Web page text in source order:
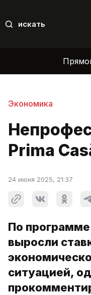
искать
Экономика
Prima
24 июня 2025, 21:37
По
выросли
ситуацией,